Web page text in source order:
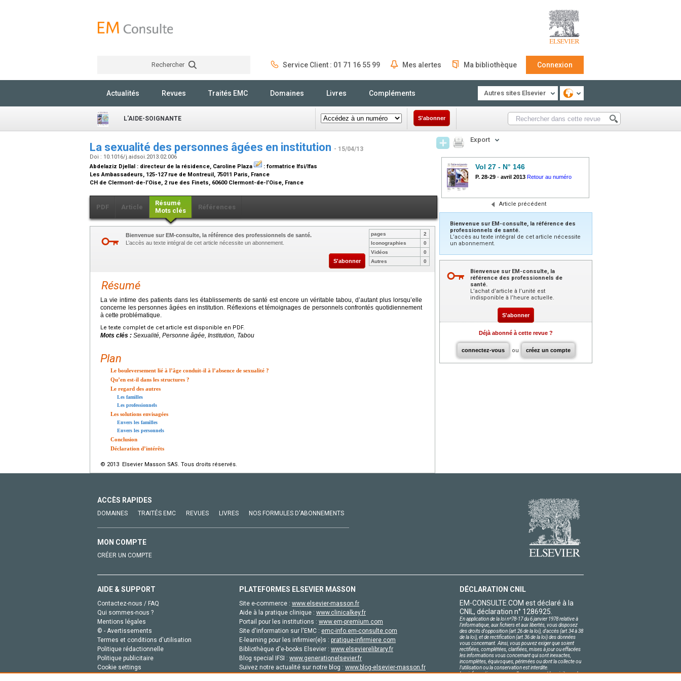
Rechercher Service Client : 01 71 16 55 99 Mes alertes Ma bibliothèque Connexion
Actualités Revues Traités EMC Domaines Livres Compléments Autres sites Elsevier
L'AIDE-SOIGNANTE S'abonner
La sexualité des personnes âgées en institution - 15/04/13
Doi : 10.1016/j.aidsoi.2013.02.006
Abdelaziz Djellal : directeur de la résidence, Caroline Plaza : formatrice Ifsi/Ifas
Les Ambassadeurs, 125-127 rue de Montreuil, 75011 Paris, France
CH de Clermont-de-l’Oise, 2 rue des Finets, 60600 Clermont-de-l’Oise, France
PDF Article
Résumé
Mots clés
Références
Bienvenue sur EM-consulte, la référence des professionnels de santé.
L’accès au texte intégral de cet article nécessite un abonnement.
S'abonner
pages
2
Iconographies
0
Vidéos
0
Autres
0
Résumé
La vie intime des patients dans les établissements de santé est encore un véritable tabou, d’autant plus lorsqu’elle
concerne les personnes âgées en institution. Réflexions et témoignages de personnels confrontés quotidiennement
à cette problématique.
Le texte complet de cet article est disponible en PDF.
Mots clés : Sexualité, Personne âgée, Institution, Tabou
Plan
Le bouleversement lié à l’âge conduit-il à l’absence de sexualité ?
Qu’en est-il dans les structures ?
Le regard des autres
Les familles
Les professionnels
Les solutions envisagées
Envers les familles
Envers les personnels
Conclusion
Déclaration d’intérêts
© 2013 Elsevier Masson SAS. Tous droits réservés.
Export
Vol 27 - N° 146
P. 28-29 - avril 2013 Retour au numéro
Article précédent
Bienvenue sur EM-consulte, la référence des
professionnels de santé.
L’accès au texte intégral de cet article nécessite
un abonnement.
Bienvenue sur EM-consulte, la
référence des professionnels de
santé.
L’achat d’article à l’unité est
indisponible à l’heure actuelle.
S'abonner
Déjà abonné à cette revue ?
connectez-vous ou créez un compte
ACCÈS RAPIDES
DOMAINES TRAITÉS EMC REVUES LIVRES NOS FORMULES D'ABONNEMENTS
MON COMPTE
CRÉER UN COMPTE
AIDE & SUPPORT
Contactez-nous / FAQ
Qui sommes-nous ?
Mentions légales
© - Avertissements
Termes et conditions d'utilisation
Politique rédactionnelle
Politique publicitaire
Cookie settings
PLATEFORMES ELSEVIER MASSON
Site e-commerce : www.elsevier-masson.fr
Aide à la pratique clinique : www.clinicalkey.fr
Portail pour les institutions : www.em-premium.com
Site d'information sur l'EMC : emc-info.em-consulte.com
E-learning pour les infirmier(e)s : pratique-infirmiere.com
Bibliothèque d'e-books Elsevier : www.elsevierelibrary.fr
Blog special IFSI : www.generationelsevier.fr
Suivez notre actualité sur notre blog : www.blog-elsevier-masson.fr
DÉCLARATION CNIL
EM-CONSULTE.COM est déclaré à la
CNIL, déclaration n° 1286925.
En application de la loi nº78-17 du 6 janvier 1978 relative à
l'informatique, aux fichiers et aux libertés, vous disposez
des droits d'opposition (art.26 de la loi), d'accès (art.34 à 38
de la loi), et de rectification (art.36 de la loi) des données
vous concernant. Ainsi, vous pouvez exiger que soient
rectifiées, complétées, clarifiées, mises à jour ou effacées
les informations vous concernant qui sont inexactes,
incomplètes, équivoques, périmées ou dont la collecte ou
l'utilisation ou la conservation est interdite.
Les informations personnelles concernant les visiteurs de